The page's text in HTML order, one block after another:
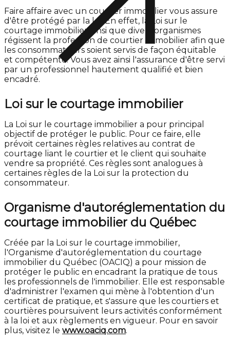
Faire affaire avec un courtier immobilier vous assure
d'être protégé par la loi. En effet, la Loi sur le
courtage immobilier ainsi que divers organismes
régissent la profession de courtier immobilier afin que
les consommateurs soient servis de façon équitable
et compétente. Vous avez ainsi l'assurance d'être servi
par un professionnel hautement qualifié et bien
encadré.
Loi sur le courtage immobilier
La Loi sur le courtage immobilier a pour principal
objectif de protéger le public. Pour ce faire, elle
prévoit certaines règles relatives au contrat de
courtage liant le courtier et le client qui souhaite
vendre sa propriété. Ces règles sont analogues à
certaines règles de la Loi sur la protection du
consommateur.
Organisme d'autoréglementation du
courtage immobilier du Québec
Créée par la Loi sur le courtage immobilier,
l'Organisme d'autoréglementation du courtage
immobilier du Québec (OACIQ) a pour mission de
protéger le public en encadrant la pratique de tous
les professionnels de l'immobilier. Elle est responsable
d'administrer l'examen qui mène à l'obtention d'un
certificat de pratique, et s'assure que les courtiers et
courtières poursuivent leurs activités conformément
à la loi et aux règlements en vigueur. Pour en savoir
plus, visitez le www.oaciq.com.